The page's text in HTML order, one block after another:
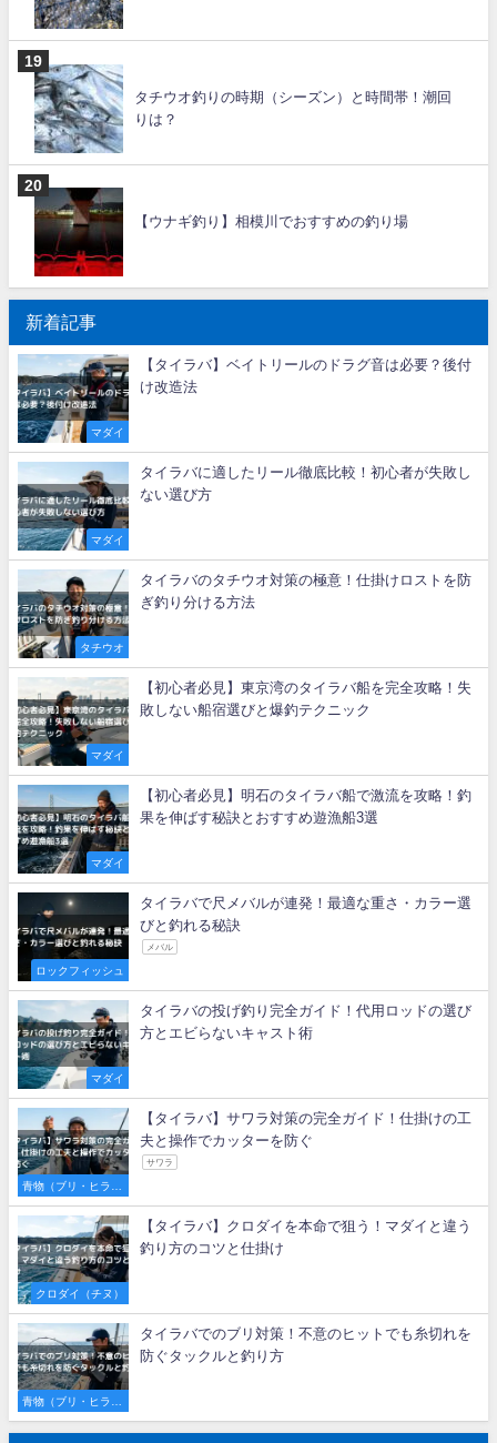
タチウオ釣りの時期（シーズン）と時間帯！潮回
りは？
【ウナギ釣り】相模川でおすすめの釣り場
新着記事
マダイ
【タイラバ】ベイトリールのドラグ音は必要？後付
け改造法
マダイ
タイラバに適したリール徹底比較！初心者が失敗し
ない選び方
タチウオ
タイラバのタチウオ対策の極意！仕掛けロストを防
ぎ釣り分ける方法
マダイ
【初心者必見】東京湾のタイラバ船を完全攻略！失
敗しない船宿選びと爆釣テクニック
マダイ
【初心者必見】明石のタイラバ船で激流を攻略！釣
果を伸ばす秘訣とおすすめ遊漁船3選
ロックフィッシュ
タイラバで尺メバルが連発！最適な重さ・カラー選
びと釣れる秘訣
メバル
マダイ
タイラバの投げ釣り完全ガイド！代用ロッドの選び
方とエビらないキャスト術
青物（ブリ・ヒラマ
【タイラバ】サワラ対策の完全ガイド！仕掛けの工
夫と操作でカッターを防ぐ
サワラ
クロダイ（チヌ）
【タイラバ】クロダイを本命で狙う！マダイと違う
釣り方のコツと仕掛け
青物（ブリ・ヒラマ
タイラバでのブリ対策！不意のヒットでも糸切れを
防ぐタックルと釣り方